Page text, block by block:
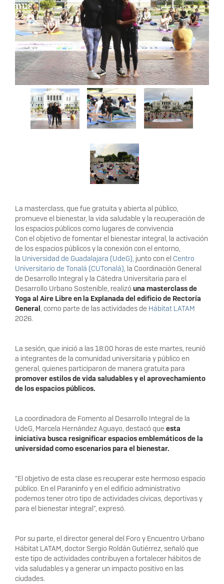
La masterclass, que fue gratuita y abierta al público,
promueve el bienestar, la vida saludable y la recuperación de
los espacios públicos como lugares de convivencia
Con el objetivo de fomentar el bienestar integral, la activación
de los espacios públicos y la conexión con el entorno,
la Universidad de Guadalajara (UdeG), junto con el Centro
Universitario de Tonalá (CUTonalá), la Coordinación General
de Desarrollo Integral y la Cátedra Universitaria para el
Desarrollo Urbano Sostenible, realizó una masterclass de
Yoga al Aire Libre en la Explanada del edificio de Rectoría
General , como parte de las actividades de Hábitat LATAM
2026.
La sesión, que inició a las 18:00 horas de este martes, reunió
a integrantes de la comunidad universitaria y público en
general, quienes participaron de manera gratuita para
promover estilos de vida saludables y el aprovechamiento
de los espacios públicos.
La coordinadora de Fomento al Desarrollo Integral de la
UdeG, Marcela Hernández Aguayo, destacó que esta
iniciativa busca resignificar espacios emblemáticos de la
universidad como escenarios para el bienestar.
“El objetivo de esta clase es recuperar este hermoso espacio
público. En el Paraninfo y en el edificio administrativo
podemos tener otro tipo de actividades cívicas, deportivas y
para el bienestar integral”, expresó.
Por su parte, el director general del Foro y Encuentro Urbano
Hábitat LATAM, doctor Sergio Roldán Gutiérrez, señaló que
este tipo de actividades contribuyen a fortalecer hábitos de
vida saludables y a generar un impacto positivo en las
ciudades.